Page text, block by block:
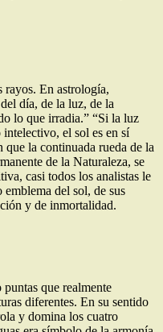
rayos. En astrología,
día, de la luz, de la
lo que irradia.” “Si la luz
el sol es en sí
la continuada rueda de la
de la Naturaleza, se
casi todos los analistas le
emblema del sol, de sus
y de inmortalidad.
que realmente
diferentes. En su sentido
y domina los cuatro